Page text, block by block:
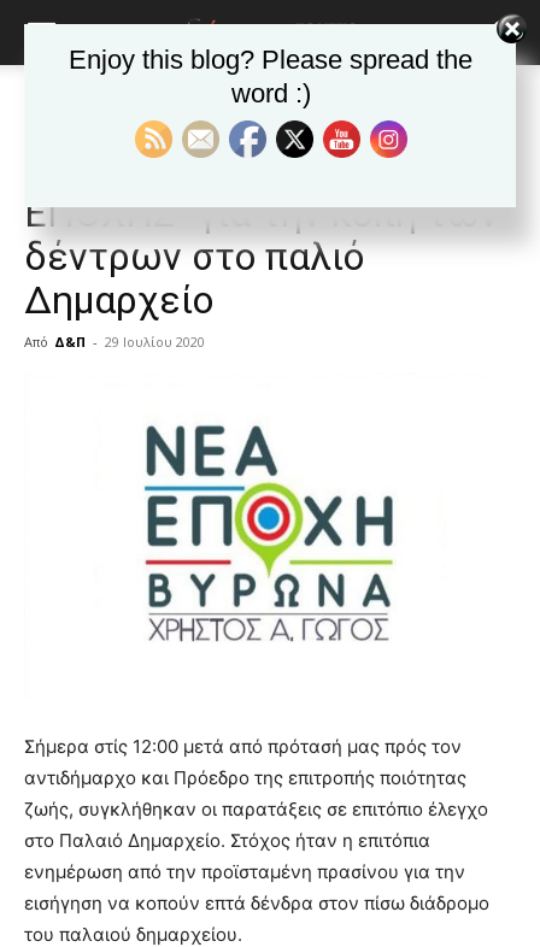
Ανακοινώσεις - Δελτία τύπου
Ανακοινώσεις - Δελτία τύπου
Ανακοίνωση της “ΝΕΑΣ
ΕΠΟΧΗΣ” για την κοπή των
δέντρων στο παλιό
Δημαρχείο
Από Δ&Π - 29 Ιουλίου 2020
pain.
hd
porn
Σήμερα στίς 12:00 μετά από πρότασή μας πρός τον
αντιδήμαρχο και Πρόεδρο της επιτροπής ποιότητας
ζωής, συγκλήθηκαν οι παρατάξεις σε επιτόπιο έλεγχο
στο Παλαιό Δημαρχείο. Στόχος ήταν η επιτόπια
ενημέρωση από την προϊσταμένη πρασίνου για την
εισήγηση να κοπούν επτά δένδρα στον πίσω διάδρομο
του παλαιού δημαρχείου.
Enjoy this blog? Please spread the
word :)